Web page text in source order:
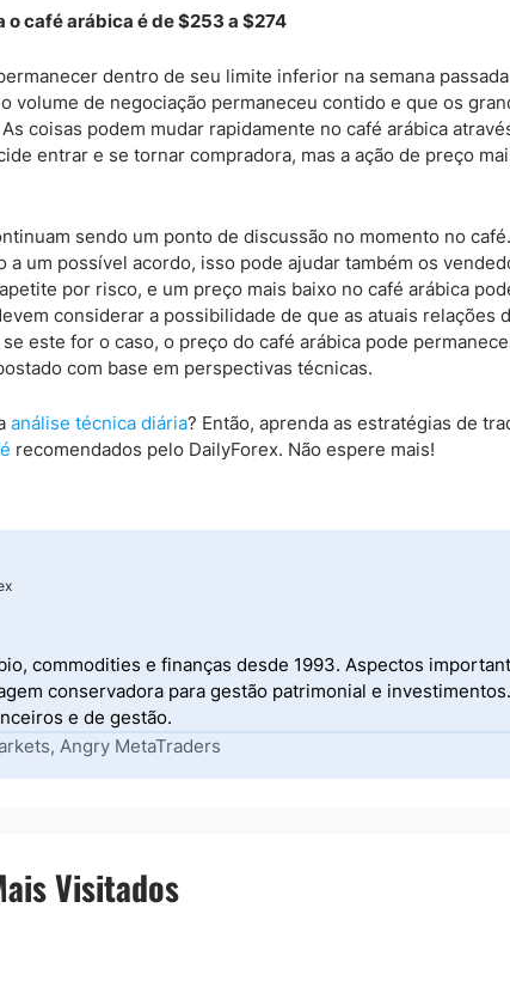
café arábica é de $253 a $274
dentro de seu limite inferior na semana
volume de negociação permaneceu contido e que os
coisas podem mudar rapidamente no café arábica
entrar e se tornar compradora, mas a ação de preço
sendo um ponto de discussão no momento no
um possível acordo, isso pode ajudar também os
por risco, e um preço mais baixo no café arábica
considerar a possibilidade de que as atuais relações
este for o caso, o preço do café arábica pode
com base em perspectivas técnicas.
análise técnica diária? Então, aprenda as estratégias de
recomendados pelo DailyForex. Não espere mais!
commodities e finanças desde 1993. Aspectos
conservadora para gestão patrimonial e
e de gestão.
Angry MetaTraders
Visitados